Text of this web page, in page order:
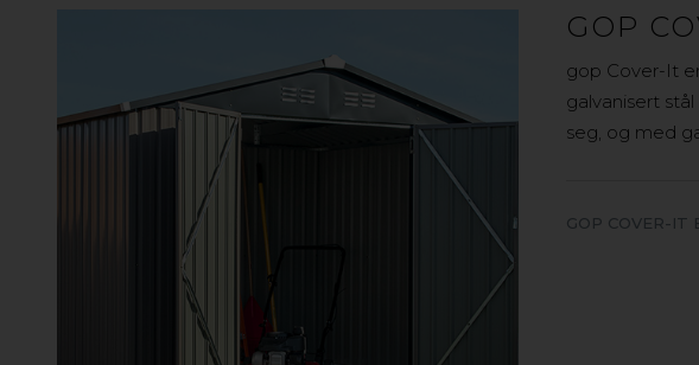
GOP
gop Cover-It
galvanisert
seg, og med
GOP COVER-IT